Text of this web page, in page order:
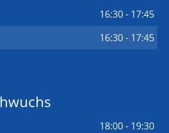
16:30 - 17:45
16:30 - 17:45
18:00 - 19:30